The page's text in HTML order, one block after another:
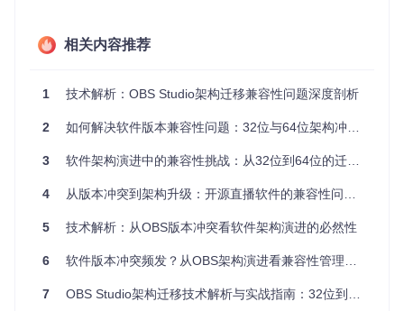
统中的共存状态
为何32位支持会被逐步淘汰？技术根源的深度解
析
要理解OBS Studio的架构迁移决策，首先需要明确两个核心概
址空间；64位架构（x86_64）则是现代计算标准，支持超过
视频直播技术的发展，4K/8K分辨率、多轨音频处理等需求对
OBS Studio的架构演进呈现出清晰的阶段性特征：
相关内容推荐
1 技术解析：OBS Studio架构迁移兼容性问题深度剖析
2 如何解决软件版本兼容性问题：32位与64位架构冲突全解析
3 软件架构演进中的兼容性挑战：从32位到64位的迁移路径与决策框架
4 从版本冲突到架构升级：开源直播软件的兼容性问题深度解析
5 技术解析：从OBS版本冲突看软件架构演进的必然性
6 软件版本冲突频发？从OBS架构演进看兼容性管理策略
7 OBS Studio架构迁移技术解析与实战指南：32位到64位的平滑过渡方案